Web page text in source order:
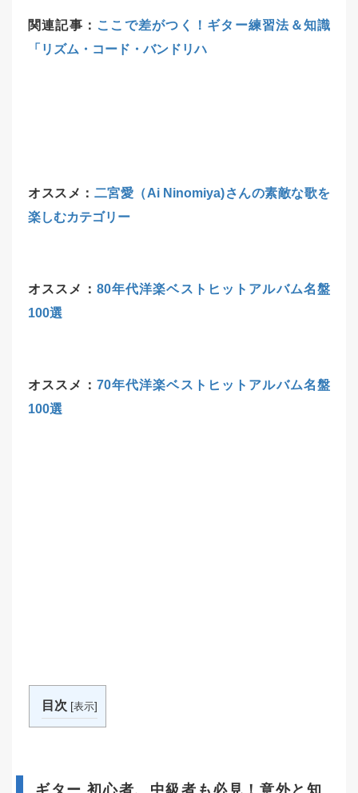
関連記事： ここで差がつく！ギター練習法＆知識
「リズム・コード・バンドリハ
オススメ： 二宮愛（Ai Ninomiya)さんの素敵な歌を
楽しむカテゴリー
オススメ： 80年代洋楽ベストヒットアルバム名盤
100選
オススメ： 70年代洋楽ベストヒットアルバム名盤
100選
目次 [表示]
ギター 初心者、中級者も必見！意外と知